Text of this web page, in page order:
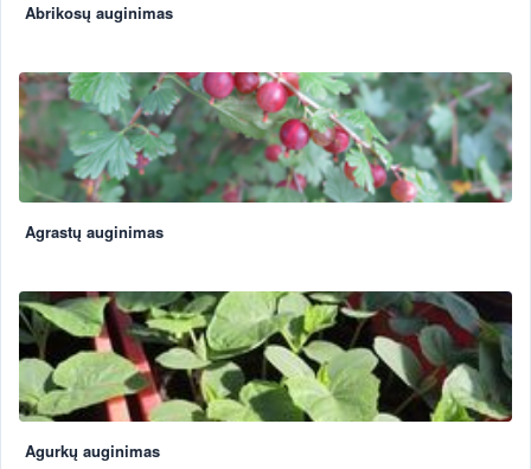
Abrikosų auginimas
Agrastų auginimas
Agurkų auginimas